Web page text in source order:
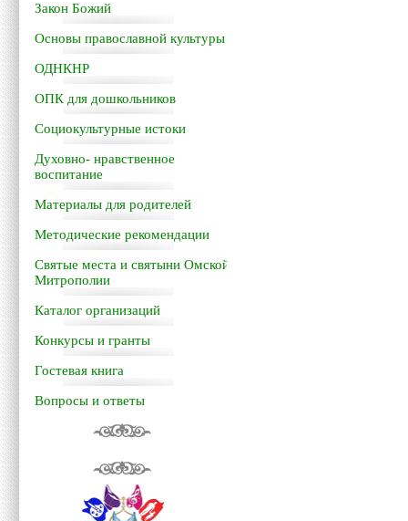
Закон Божий
Основы православной культуры
ОДНКНР
ОПК для дошкольников
Социокультурные истоки
Духовно- нравственное
воспитание
Материалы для родителей
Методические рекомендации
Святые места и святыни Омской
Митрополии
Каталог организаций
Конкурсы и гранты
Гостевая книга
Вопросы и ответы